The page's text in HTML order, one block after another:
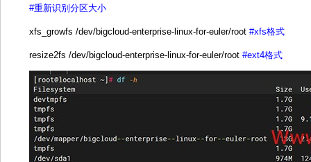
#重新识别分区大小
xfs_growfs /dev/bigcloud-enterprise-linux-for-euler/root #xfs格式
resize2fs /dev/bigcloud-enterprise-linux-for-euler/root #ext4格式